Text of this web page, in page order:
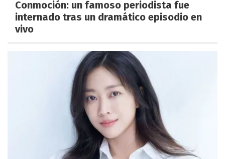
Conmoción: un famoso periodista fue
internado tras un dramático episodio en
vivo